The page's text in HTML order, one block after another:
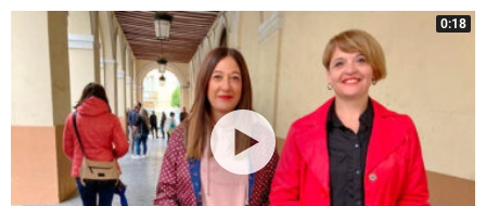
0:18